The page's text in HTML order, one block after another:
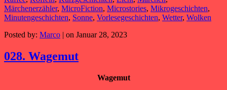
Märchenerzähler, MicroFiction, Microstories, Mikrogeschichten,
Minutengeschichten, Sonne, Vorlesegeschichten, Wetter, Wolken
Posted by: Marco | on Januar 28, 2023
028. Wagemut
Wagemut